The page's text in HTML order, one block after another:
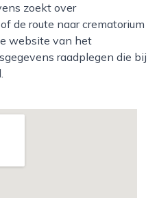
zoekt over
de route naar crematorium
website van het
raadplegen die bij